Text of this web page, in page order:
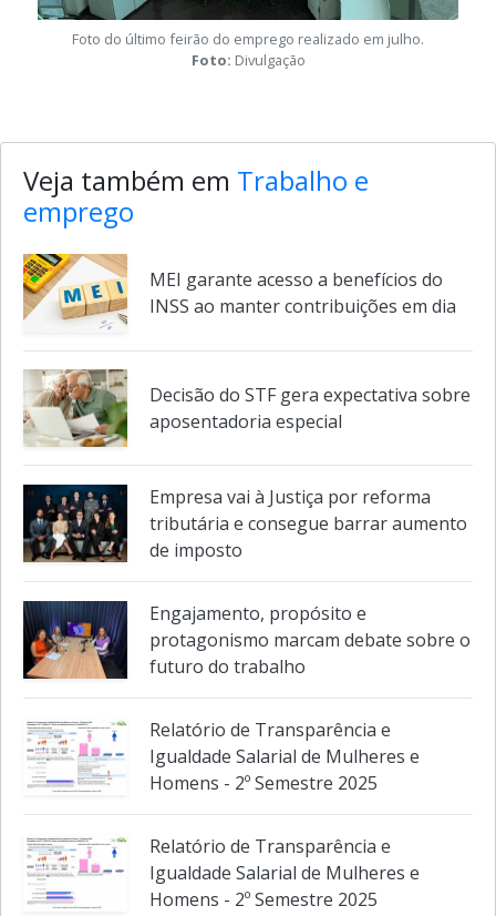
Foto do último feirão do emprego realizado em julho.
Divulgação
Veja também em Trabalho e
emprego
MEI garante acesso a benefícios do
INSS ao manter contribuições em dia
Decisão do STF gera expectativa sobre
aposentadoria especial
Empresa vai à Justiça por reforma
tributária e consegue barrar aumento
de imposto
Engajamento, propósito e
protagonismo marcam debate sobre o
futuro do trabalho
Relatório de Transparência e
Igualdade Salarial de Mulheres e
Homens - 2º Semestre 2025
Relatório de Transparência e
Igualdade Salarial de Mulheres e